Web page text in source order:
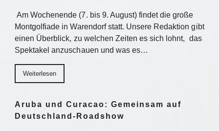
Am Wochenende (7. bis 9. August) findet die große
Montgolfiade in Warendorf statt. Unsere Redaktion gibt
einen Überblick, zu welchen Zeiten es sich lohnt, das
Spektakel anzuschauen und was es…
Weiterlesen
Aruba und Curacao: Gemeinsam auf
Deutschland-Roadshow